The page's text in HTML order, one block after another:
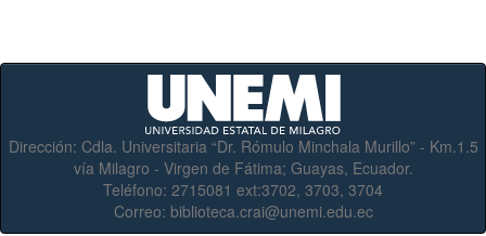
Dirección: Cdla. Universitaria “Dr. Rómulo Minchala Murillo” - Km.1.5
vía Milagro - Virgen de Fátima; Guayas, Ecuador.
Teléfono: 2715081 ext:3702, 3703, 3704
Correo: biblioteca.crai@unemi.edu.ec